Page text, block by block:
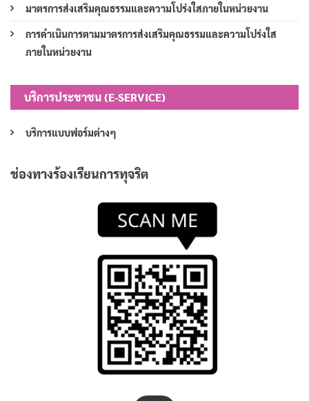
มาตรการส่งเสริมคุณธรรมและความโปร่งใสภายในหน่วยงาน
การดำเนินการตามมาตรการส่งเสริมคุณธรรมและความโปร่งใส
ภายในหน่วยงาน
บริการประชาชน (E-SERVICE)
บริการแบบฟอร์มต่างๆ
ช่องทางร้องเรียนการทุจริต